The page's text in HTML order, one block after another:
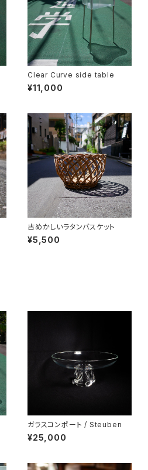
Clear Curve side table
¥11,000
古めかしいラタンバスケット
¥5,500
ガラスコンポート / Steuben
¥25,000